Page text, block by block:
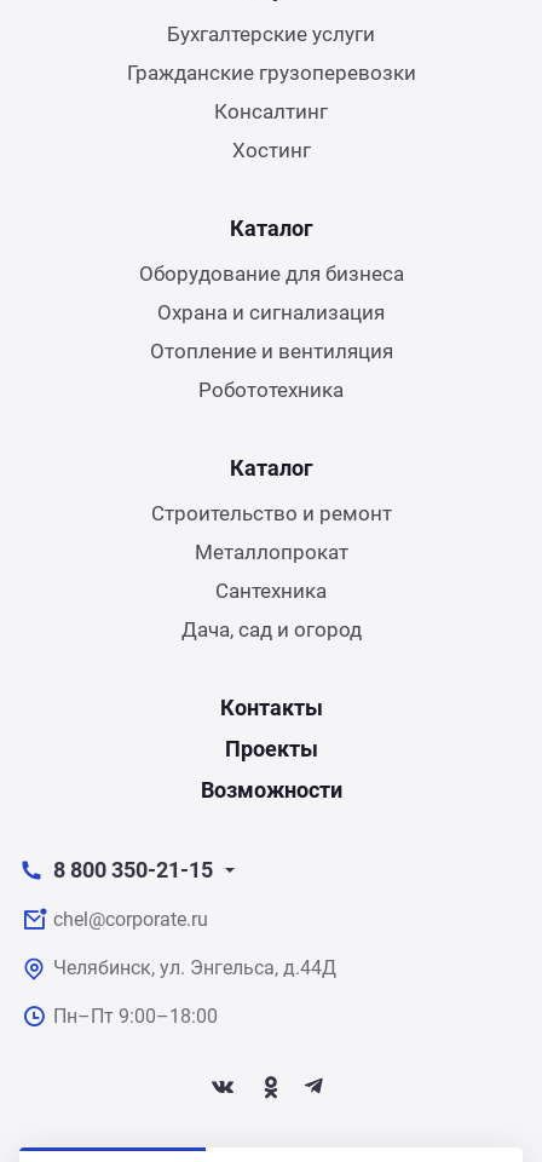
Бухгалтерские услуги
Гражданские грузоперевозки
Консалтинг
Хостинг
Каталог
Оборудование для бизнеса
Охрана и сигнализация
Отопление и вентиляция
Робототехника
Каталог
Строительство и ремонт
Металлопрокат
Сантехника
Дача, сад и огород
Контакты
Проекты
Возможности
8 800 350-21-15
chel@corporate.ru
Челябинск, ул. Энгельса, д.44Д
Пн–Пт 9:00–18:00